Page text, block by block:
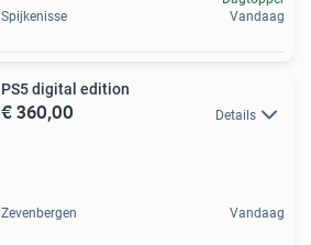
Spijkenisse
Vandaag
PS5 digital edition
€ 360,00 Details
Zevenbergen Vandaag